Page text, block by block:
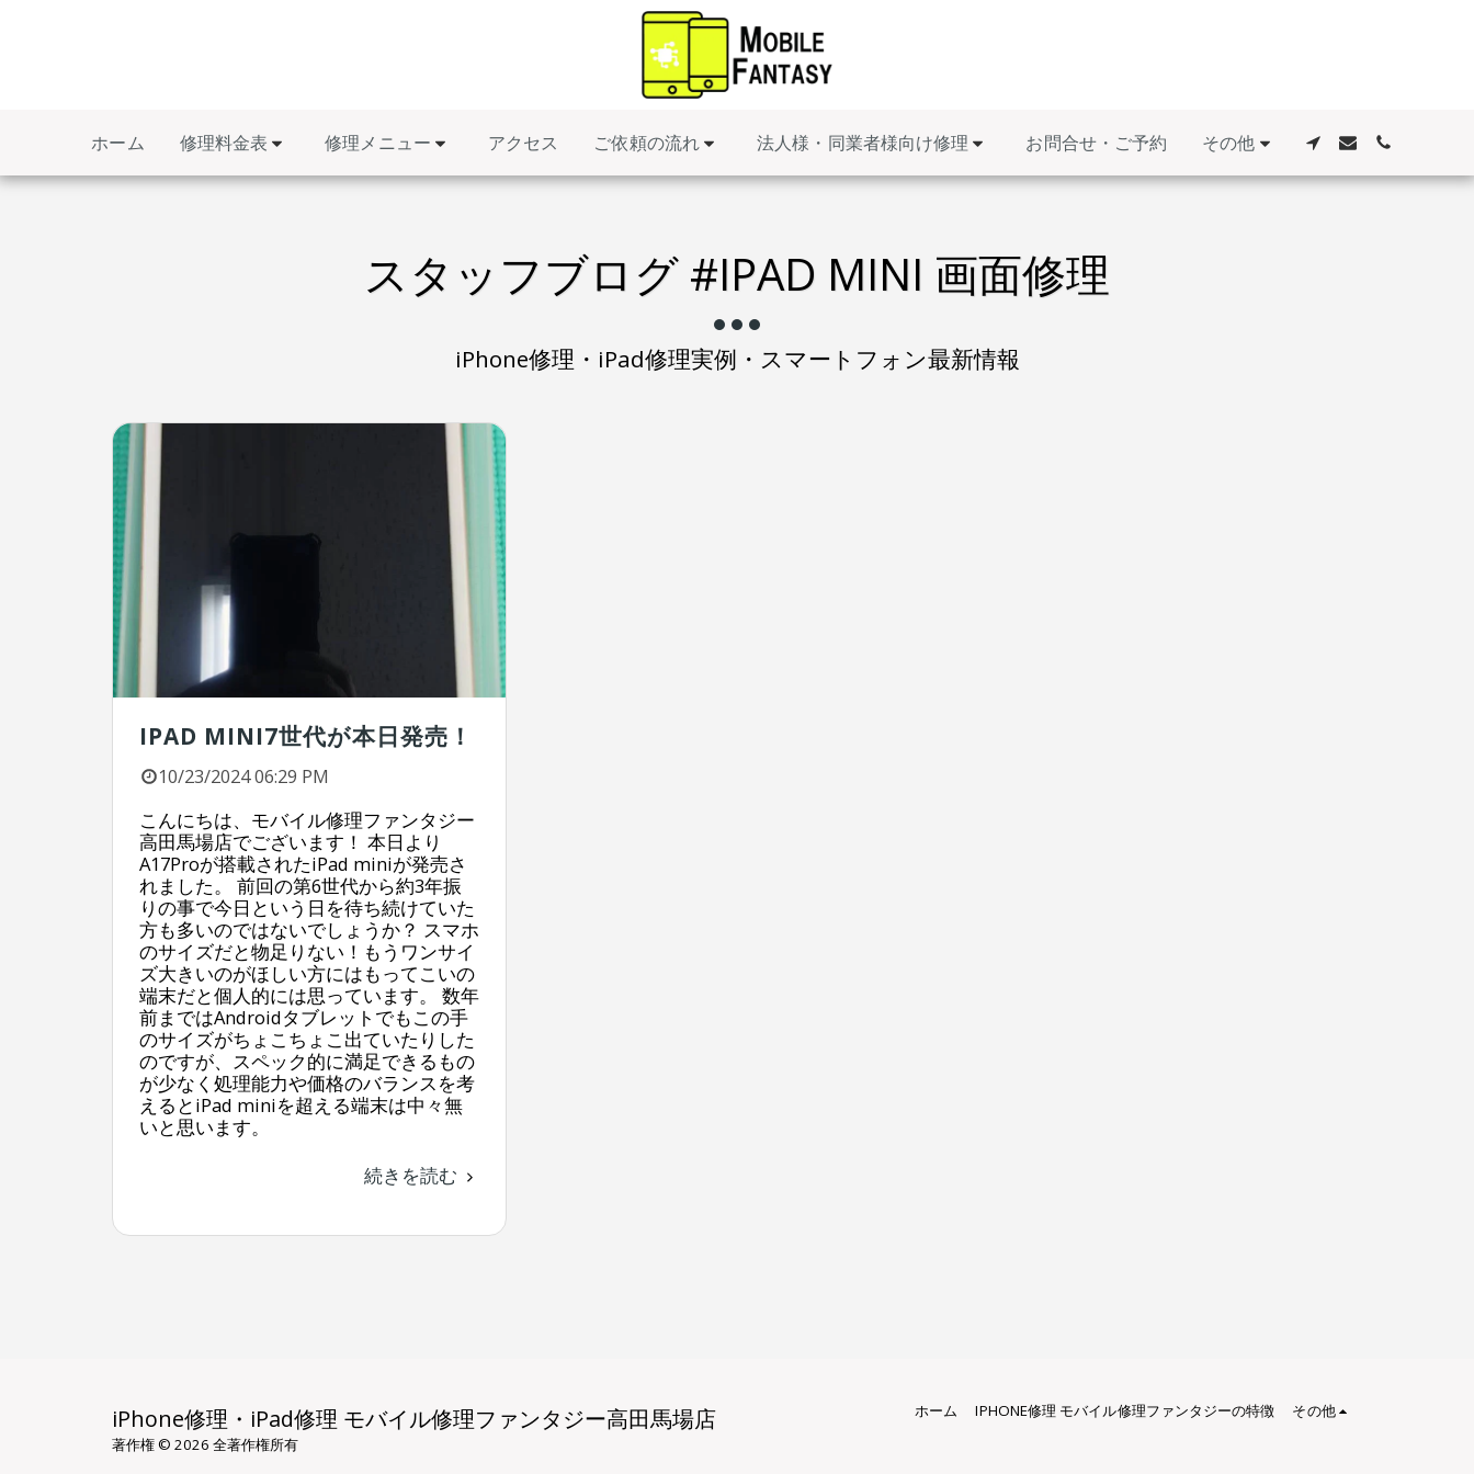
ホーム 修理料金表 修理メニュー アクセス ご依頼の流れ 法人様・同業者様向け修理 お問合せ・ご予約 その他
スタッフブログ #IPAD MINI 画面修理
iPhone修理・iPad修理実例・スマートフォン最新情報
IPAD MINI7世代が本日発売！
10/23/2024 06:29 PM
こんにちは、モバイル修理ファンタジー
高田馬場店でございます！ 本日より
A17Proが搭載されたiPad miniが発売さ
れました。 前回の第6世代から約3年振
りの事で今日という日を待ち続けていた
方も多いのではないでしょうか？ スマホ
のサイズだと物足りない！もうワンサイ
ズ大きいのがほしい方にはもってこいの
端末だと個人的には思っています。 数年
前まではAndroidタブレットでもこの手
のサイズがちょこちょこ出ていたりした
のですが、スペック的に満足できるもの
が少なく処理能力や価格のバランスを考
えるとiPad miniを超える端末は中々無
いと思います。
続きを読む
iPhone修理・iPad修理 モバイル修理ファンタジー高田馬場店
著作権 © 2026 全著作権所有
ホーム IPHONE修理 モバイル修理ファンタジーの特徴 その他